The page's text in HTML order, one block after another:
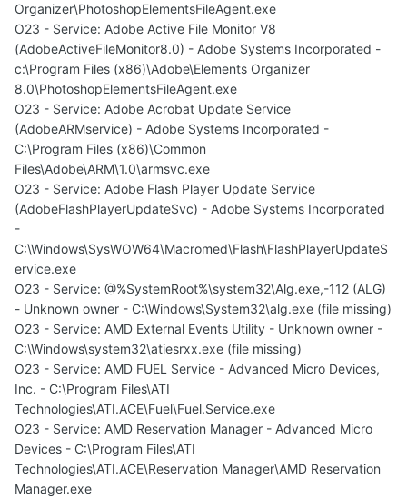
Organizer\PhotoshopElementsFileAgent.exe
O23 - Service: Adobe Active File Monitor V8
(AdobeActiveFileMonitor8.0) - Adobe Systems Incorporated -
c:\Program Files (x86)\Adobe\Elements Organizer
8.0\PhotoshopElementsFileAgent.exe
O23 - Service: Adobe Acrobat Update Service
(AdobeARMservice) - Adobe Systems Incorporated -
C:\Program Files (x86)\Common
Files\Adobe\ARM\1.0\armsvc.exe
O23 - Service: Adobe Flash Player Update Service
(AdobeFlashPlayerUpdateSvc) - Adobe Systems Incorporated
-
C:\Windows\SysWOW64\Macromed\Flash\FlashPlayerUpdateS
ervice.exe
O23 - Service: @%SystemRoot%\system32\Alg.exe,-112 (ALG)
- Unknown owner - C:\Windows\System32\alg.exe (file missing)
O23 - Service: AMD External Events Utility - Unknown owner -
C:\Windows\system32\atiesrxx.exe (file missing)
O23 - Service: AMD FUEL Service - Advanced Micro Devices,
Inc. - C:\Program Files\ATI
Technologies\ATI.ACE\Fuel\Fuel.Service.exe
O23 - Service: AMD Reservation Manager - Advanced Micro
Devices - C:\Program Files\ATI
Technologies\ATI.ACE\Reservation Manager\AMD Reservation
Manager.exe